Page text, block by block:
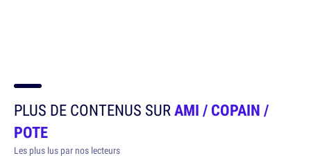
PLUS DE CONTENUS SURAMI / COPAIN /
POTE
Les plus lus par nos lecteurs